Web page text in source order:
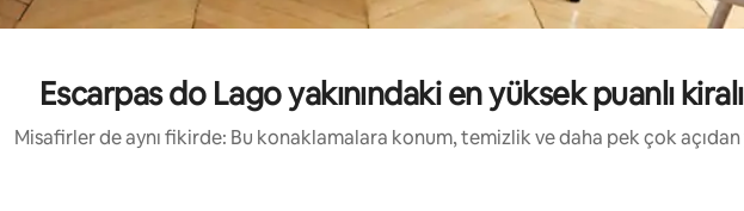
Escarpas do Lago yakınındaki en yüksek puanlı
Misafirler de aynı fikirde: Bu konaklamalara konum, temizlik ve daha pek çok